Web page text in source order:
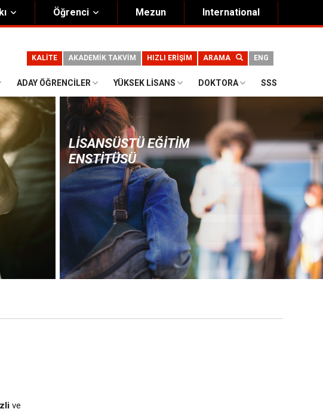
Öğrenci Mezun International
ENG
ARAMA
HIZLI ERİŞİM
AKADEMİK TAKVİM
KALİTE
ADAY ÖĞRENCILER YÜKSEK LISANS DOKTORA SSS
LISANSÜSTÜ EĞITIM
ENSTITÜSÜ
ve